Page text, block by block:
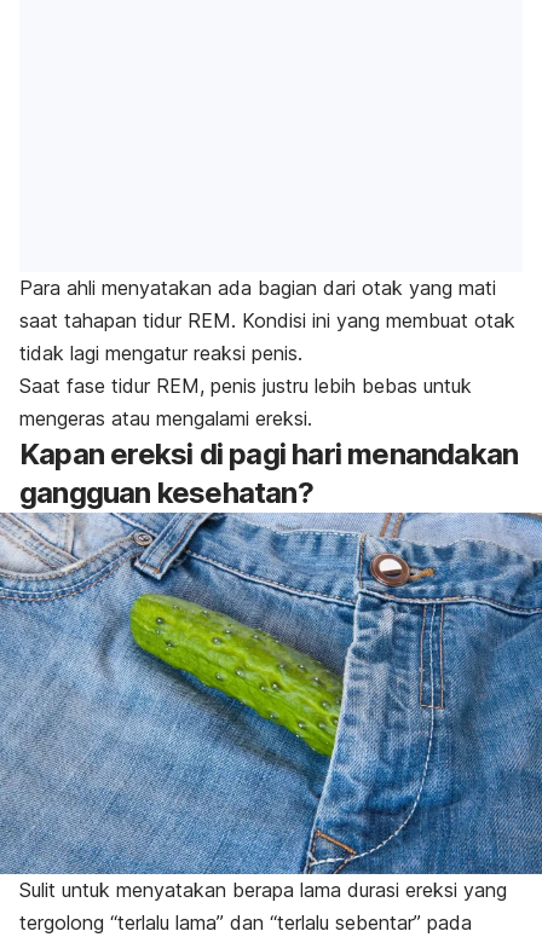
Para ahli menyatakan ada bagian dari otak yang mati
saat tahapan tidur REM. Kondisi ini yang membuat otak
tidak lagi mengatur reaksi penis.
Saat fase tidur REM, penis justru lebih bebas untuk
mengeras atau mengalami ereksi.
Kapan ereksi di pagi hari menandakan
gangguan kesehatan?
Sulit untuk menyatakan berapa lama durasi ereksi yang
tergolong “terlalu lama” dan “terlalu sebentar” pada